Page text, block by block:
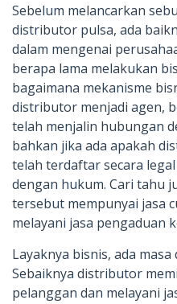
Sebelum melancarkan
distributor pulsa, ada
dalam mengenai
berapa lama melakukan
bagaimana mekanisme
distributor menjadi agen,
telah menjalin hubungan
bahkan jika ada apakah
telah terdaftar secara
dengan hukum. Cari tahu
tersebut mempunyai jasa
melayani jasa pengaduan
Layaknya bisnis, ada
Sebaiknya distributor
pelanggan dan melayani